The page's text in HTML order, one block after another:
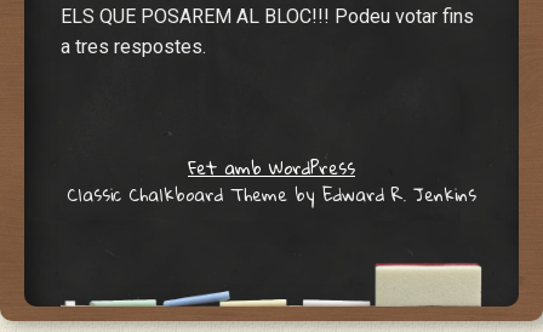
ELS QUE POSAREM AL BLOC!!! Podeu votar fins
a tres respostes.
Fet amb WordPress
Classic Chalkboard Theme by Edward R. Jenkins